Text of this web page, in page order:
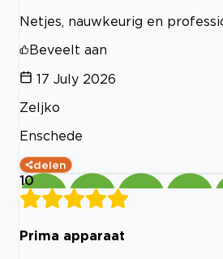
Netjes, nauwkeurig en
Beveelt aan
17 July 2026
Zeljko
Enschede
delen
10
Prima apparaat